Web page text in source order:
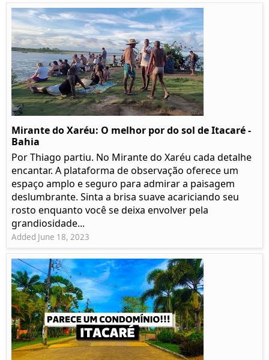
Mirante do Xaréu: O melhor por do sol de Itacaré -
Bahia
Por Thiago partiu. No Mirante do Xaréu cada detalhe
encantar. A plataforma de observação oferece um
espaço amplo e seguro para admirar a paisagem
deslumbrante. Sinta a brisa suave acariciando seu
rosto enquanto você se deixa envolver pela
grandiosidade...
Added June 18, 2023